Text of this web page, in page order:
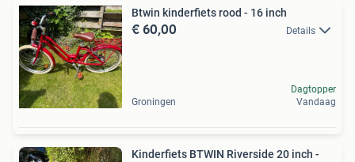
Btwin kinderfiets rood - 16 inch
€ 60,00 Details
Groningen
Dagtopper
Vandaag
Kinderfiets BTWIN Riverside 20 inch -